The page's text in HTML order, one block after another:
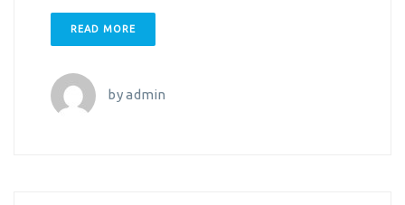
READ MORE
byadmin